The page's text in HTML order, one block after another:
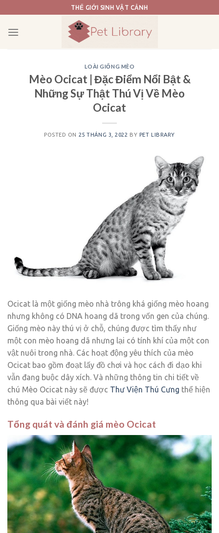
to
content
THẾ GIỚI SINH VẬT CẢNH
LOÀI GIỐNG MÈO
Mèo Ocicat | Đặc Điểm Nổi Bật &
Những Sự Thật Thú Vị Về Mèo
Ocicat
POSTED ON 25 THÁNG 3, 2022 BY PET LIBRARY
Ocicat là một giống mèo nhà trông khá giống mèo hoang
nhưng không có DNA hoang dã trong vốn gen của chúng.
Giống mèo này thú vị ở chỗ, chúng được tìm thấy như
một con mèo hoang dã nhưng lại có tính khí của một con
vật nuôi trong nhà. Các hoạt động yêu thích của mèo
Ocicat bao gồm đoạt lấy đồ chơi và học cách đi dạo khi
vẫn đang buộc dây xích. Và những thông tin chi tiết về
chú Mèo Ocicat này sẽ được Thư Viện Thú Cưng thể hiện
thông qua bài viết này!
Tổng quát và đánh giá mèo Ocicat